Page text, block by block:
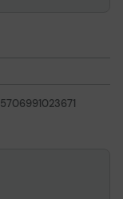
5706991023671